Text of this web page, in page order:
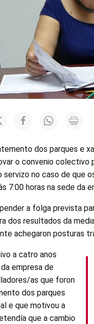
dos parques e
o convenio colectivo
servizo no caso de
7:00 horas na sede da
a folga prevista
dos resultados da
achegaron posturas
a catro anos
empresa de
as que foron
dos parques
e que motivou a
que a cambio